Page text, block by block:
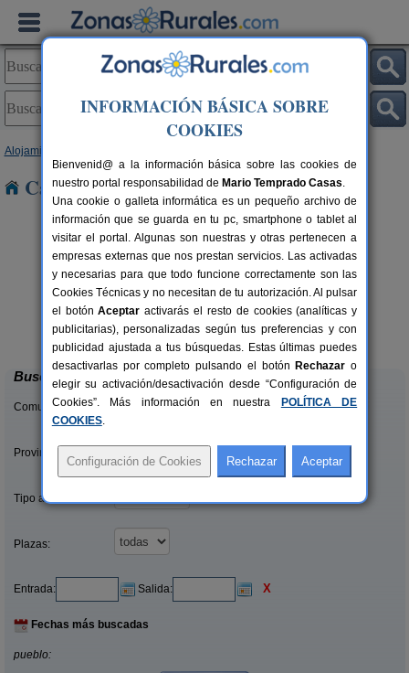
Alojamientos
Casas Rurales cerca de Heras
33+1 pers.
desde24 €
Casa Rural Campoo
Naveda (Cantabria)
Buscar
Comunidades:
Provincias/Islas:
Tipo alquiler:
Plazas:
Entrada: Salida: X
Fechas más buscadas
pueblo:
INFORMACIÓN BÁSICA SOBRE
COOKIES
Bienvenid@ a la información básica sobre las cookies de
nuestro portal responsabilidad de Mario Temprado Casas.
Una cookie o galleta informática es un pequeño archivo de
información que se guarda en tu pc, smartphone o tablet al
visitar el portal. Algunas son nuestras y otras pertenecen a
empresas externas que nos prestan servicios. Las activadas
y necesarias para que todo funcione correctamente son las
Cookies Técnicas y no necesitan de tu autorización. Al pulsar
el botónAceptar activarás el resto de cookies (analíticas y
publicitarias), personalizadas según tus preferencias y con
publicidad ajustada a tus búsquedas. Estas últimas puedes
desactivarlas por completo pulsando el botón Rechazar o
elegir su activación/desactivación desde “Configuración de
Cookies”. Más información en nuestra
POLÍTICA DE
COOKIES.